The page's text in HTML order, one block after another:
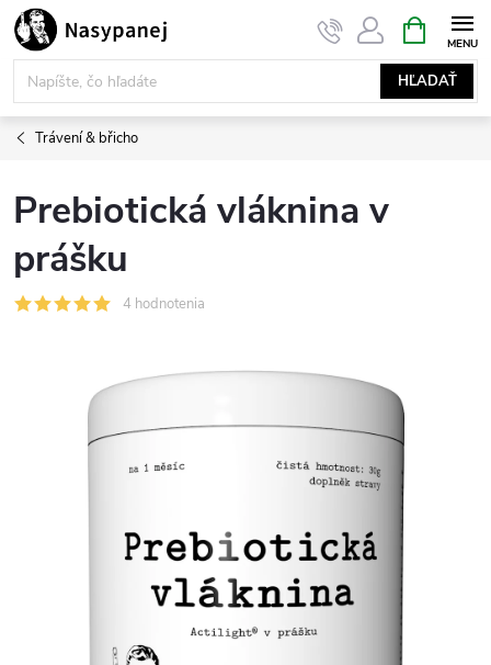
Prejsť
na
obsah
HĽADAŤ
KOŠÍK
Trávení & břicho
Prebiotická vláknina v
prášku
4 hodnotenia